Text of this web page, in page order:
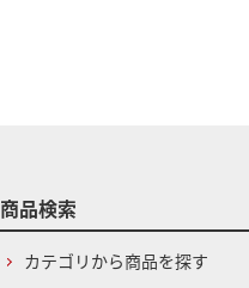
商品検索
カテゴリから商品を探す